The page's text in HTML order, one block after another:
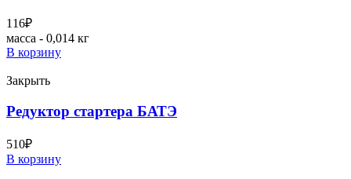
116₽
масса - 0,014 кг
В корзину
Закрыть
Редуктор стартера БАТЭ
510₽
В корзину